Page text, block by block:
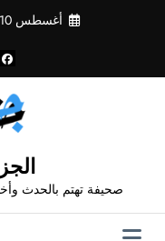
أغسطس 10, 2026
صحيفة تهتم بالحدث